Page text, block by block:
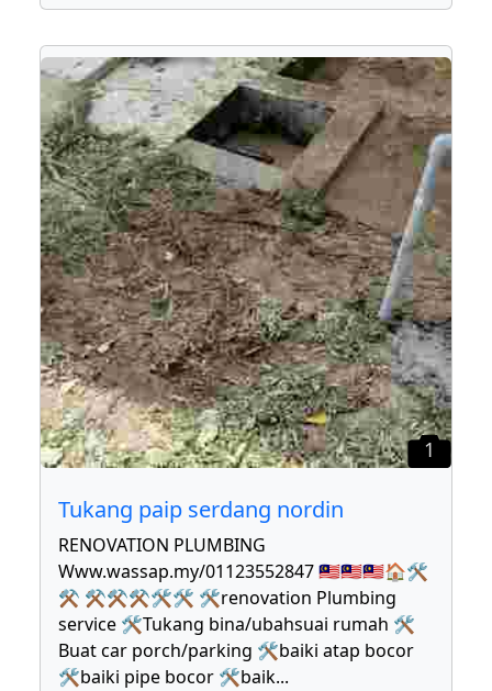
1
Tukang paip serdang nordin
RENOVATION PLUMBING
Www.wassap.my/01123552847 🇲🇾🇲🇾🇲🇾🏠🛠
⚒ ⚒⚒⚒🛠🛠 🛠renovation Plumbing
service 🛠Tukang bina/ubahsuai rumah 🛠
Buat car porch/parking 🛠baiki atap bocor
🛠baiki pipe bocor 🛠baik...